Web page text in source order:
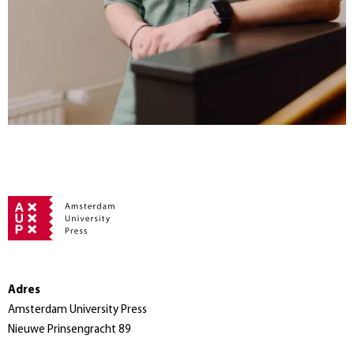
Adres
Amsterdam University Press
Nieuwe Prinsengracht 89